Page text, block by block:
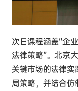
次日课程涵盖“企
法律策略”。北京
关键市场的法律
局策略，并结合